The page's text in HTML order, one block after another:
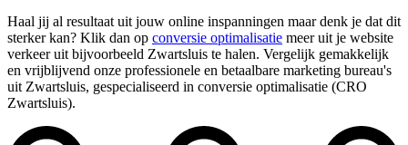
Haal jij al resultaat uit jouw online inspanningen maar denk je dat dit
sterker kan? Klik dan op conversie optimalisatie meer uit je website
verkeer uit bijvoorbeeld Zwartsluis te halen. Vergelijk gemakkelijk
en vrijblijvend onze professionele en betaalbare marketing bureau's
uit Zwartsluis, gespecialiseerd in conversie optimalisatie (CRO
Zwartsluis).